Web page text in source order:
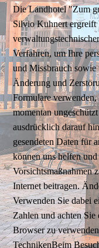
Die Landhotel "Zum
Silvio Kuhnert ergreift
Verfahren, um Ihre
und Missbrauch
Änderung und
Formulare
momentan
ausdrücklich darauf
gesendeten Daten für
können uns helfen
Vorsichtsmaßnahmen
Internet beitragen.
Verwenden Sie dabei
Zahlen und achten Sie
Browser zu
TechnikenBeim